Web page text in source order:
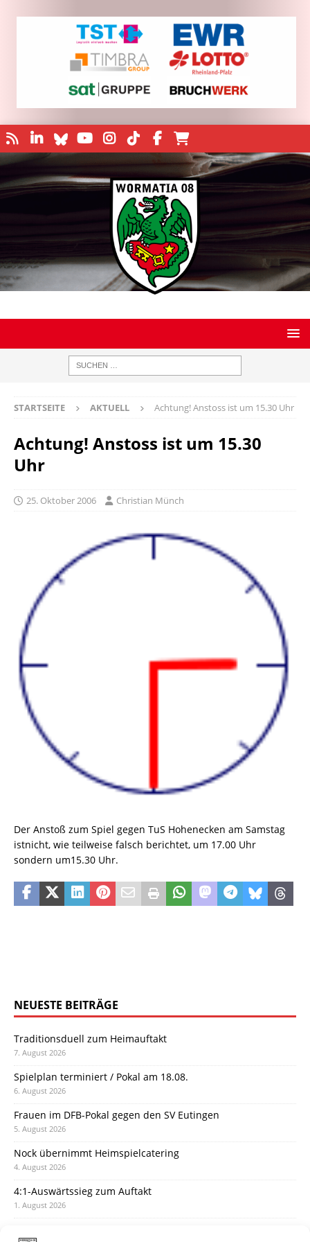
STARTSEITE AKTUELL Achtung! Anstoss ist um 15.30 Uhr
Achtung! Anstoss ist um 15.30
Uhr
25. Oktober 2006 Christian Münch
Der Anstoß zum Spiel gegen TuS Hohenecken am Samstag
istnicht, wie teilweise falsch berichtet, um 17.00 Uhr
sondern um15.30 Uhr.
NEUESTE BEITRÄGE
Traditionsduell zum Heimauftakt
7. August 2026
Spielplan terminiert / Pokal am 18.08.
6. August 2026
Frauen im DFB-Pokal gegen den SV Eutingen
5. August 2026
Nock übernimmt Heimspielcatering
4. August 2026
4:1-Auswärtssieg zum Auftakt
1. August 2026